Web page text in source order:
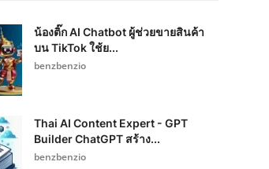
น้องติ๊ก AI Chatbot ผู้ช่วยขายสินค้า
บน TikTok ใช้ย...
benzbenzio
Thai AI Content Expert - GPT
Builder ChatGPT สร้าง...
benzbenzio